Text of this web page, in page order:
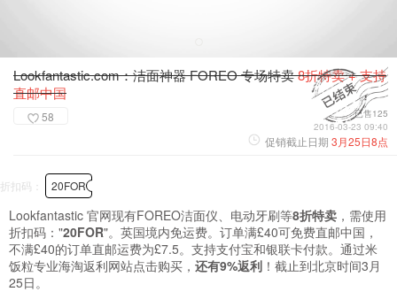
Lookfantastic.com：洁面神器 FOREO 专场特卖8折特卖 + 支持
直邮中国
58
已售125
2016-03-23 09:40
促销截止日期 3月25日8点
折扣码： 20FOR
Lookfantastic 官网现有FOREO洁面仪、电动牙刷等8折特卖 ，需使用
折扣码："20FOR"。英国境内免运费。订单满£40可免费直邮中国，
不满£40的订单直邮运费为£7.5。支持支付宝和银联卡付款。通过米
饭粒专业海淘返利网站点击购买， 还有9%返利 ！截止到北京时间3月
25日。